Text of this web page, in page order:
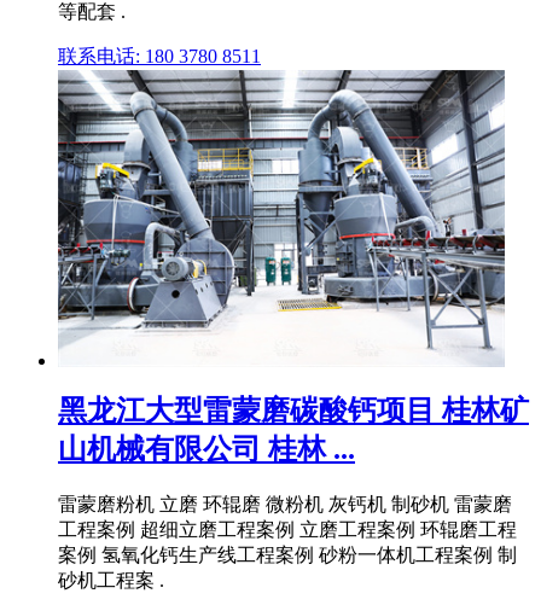
等配套 .
联系电话: 180 3780 8511
黑龙江大型雷蒙磨碳酸钙项目 桂林矿
山机械有限公司 桂林 ...
雷蒙磨粉机 立磨 环辊磨 微粉机 灰钙机 制砂机 雷蒙磨
工程案例 超细立磨工程案例 立磨工程案例 环辊磨工程
案例 氢氧化钙生产线工程案例 砂粉一体机工程案例 制
砂机工程案 .